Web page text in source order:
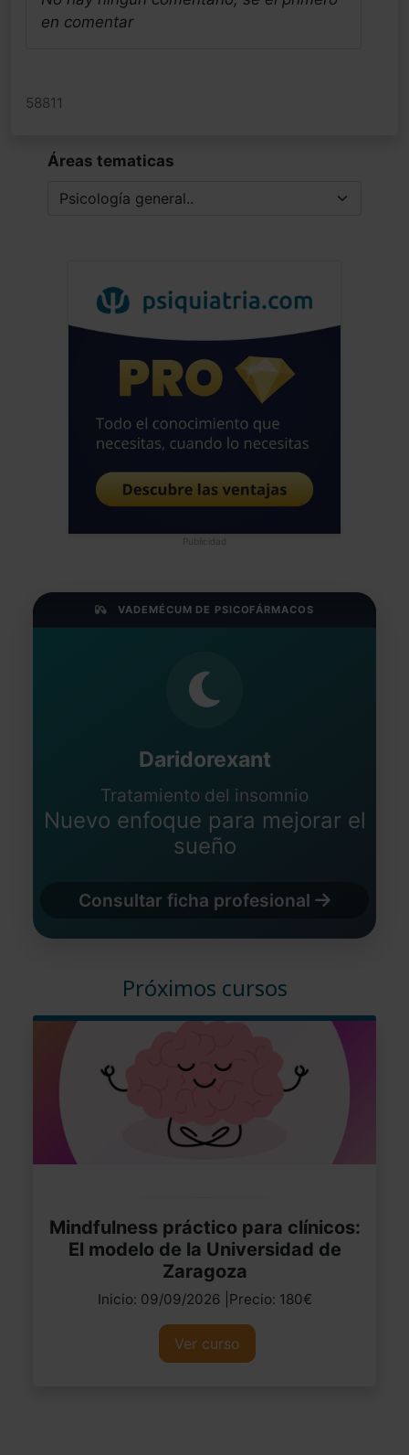
en comentar
58811
Áreas tematicas
Publicidad
VADEMÉCUM DE PSICOFÁRMACOS
Daridorexant
Tratamiento del insomnio
Nuevo enfoque para mejorar el
sueño
Consultar ficha profesional
Próximos cursos
Mindfulness práctico para clínicos:
El modelo de la Universidad de
Zaragoza
Inicio: 09/09/2026 |Precio: 180€
Ver curso